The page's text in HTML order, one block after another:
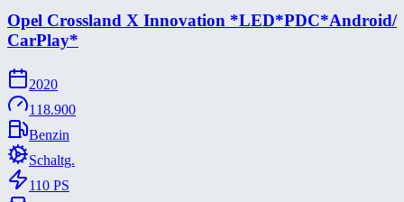
Opel Crossland X Innovation *​LED*​PDC*​Android/​
CarPlay*​
2020
118.900
Benzin
Schaltg.
110 PS